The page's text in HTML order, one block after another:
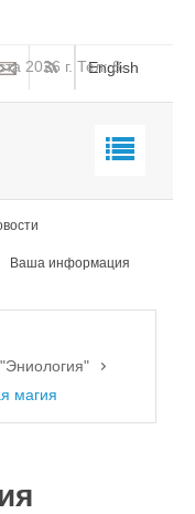
2026 г. Тел: 8-
English
Ваша информация
магия